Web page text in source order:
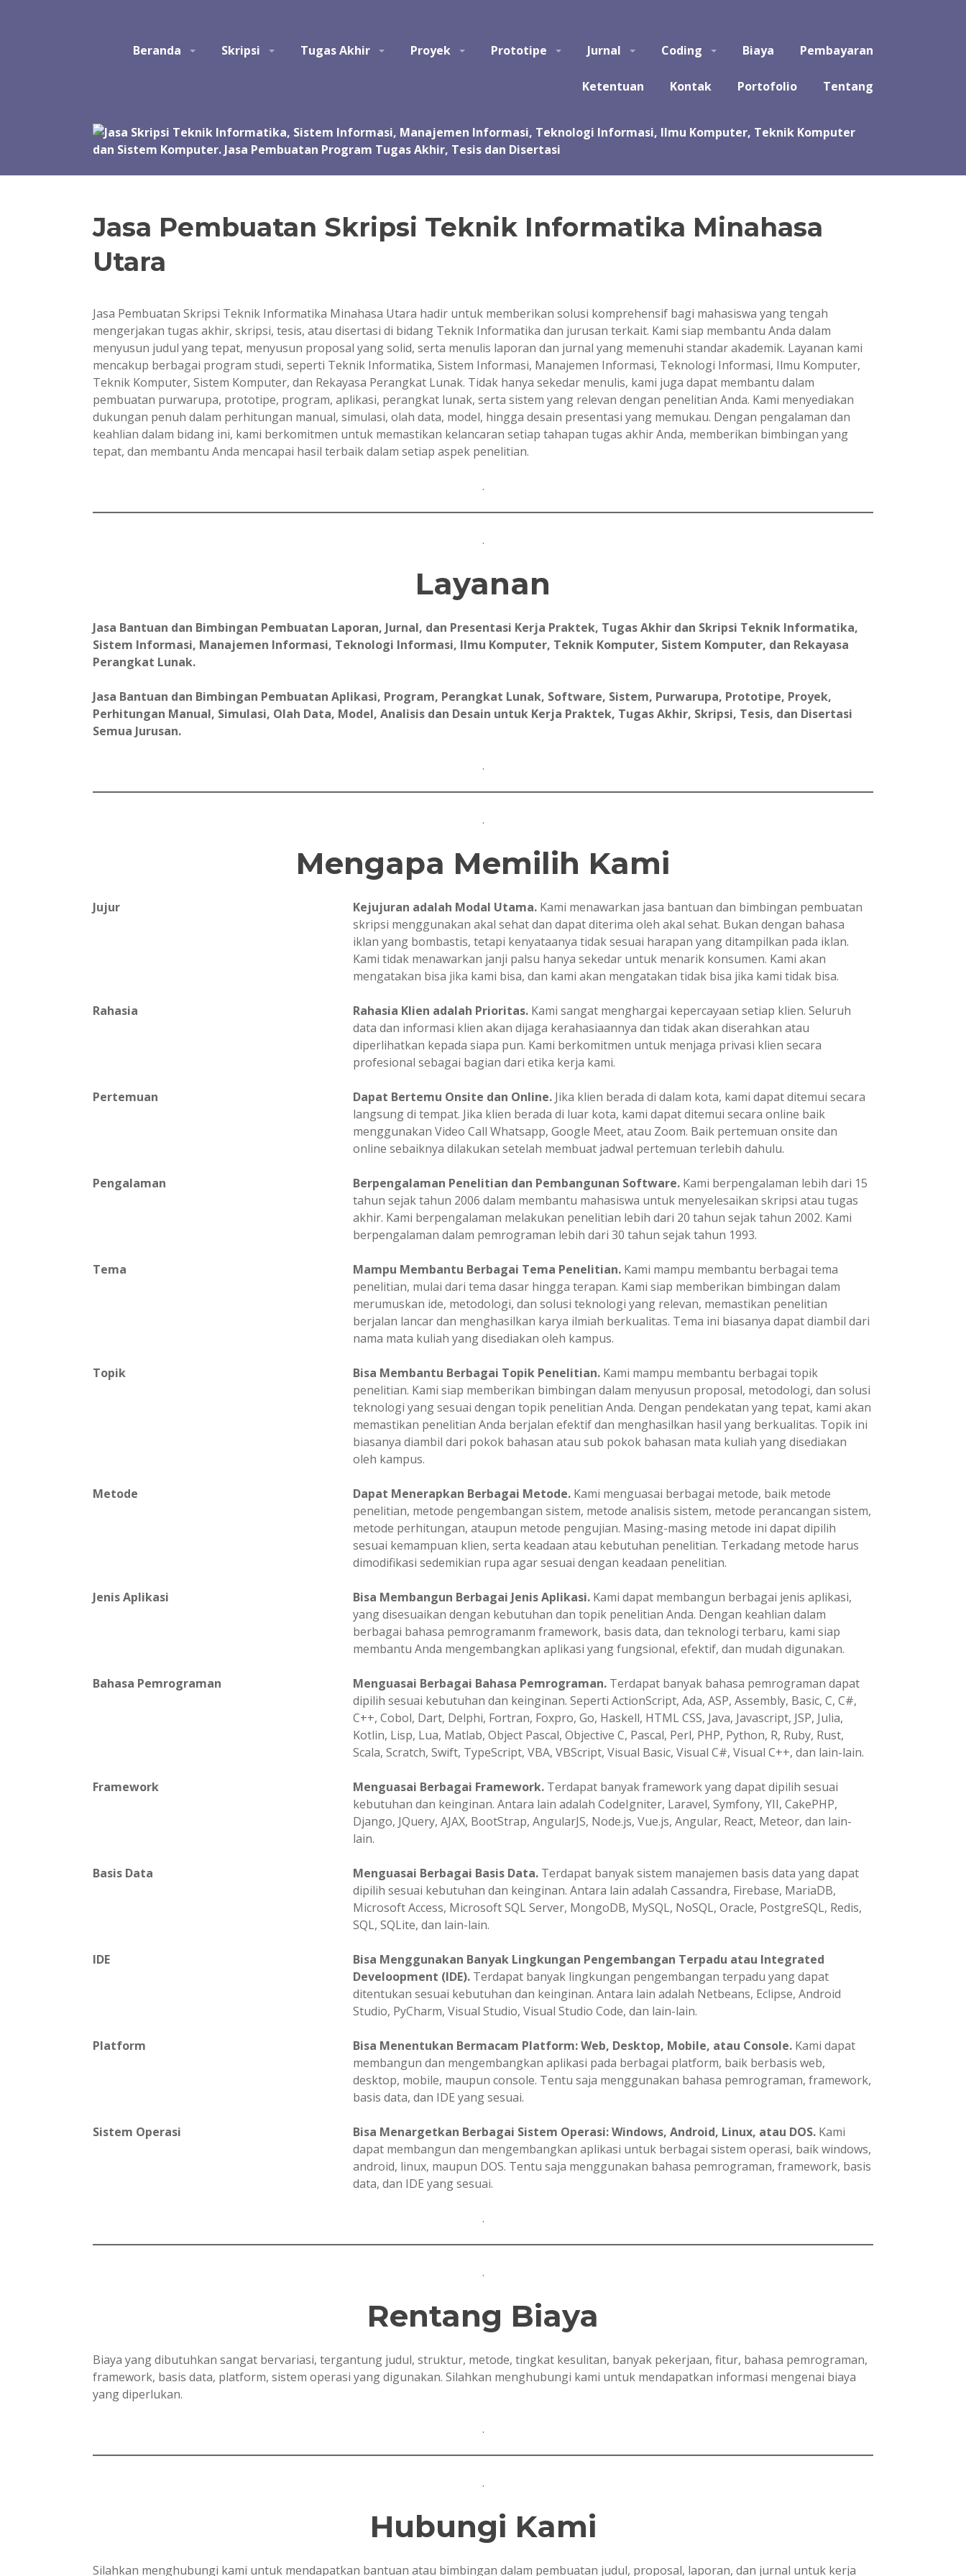
Perangkat Lunak. Jasa bantuan, bimbingan, konsultasi, kursus, les privat dalam pembuatan tugas akhir dan skripsi. Jasa koding program untuk tugas kuliah, kerja praktek, tugas
Beranda Skripsi Tugas Akhir Proyek Prototipe Jurnal Coding Biaya Pembayaran
Ketentuan Kontak Portofolio Tentang
Jasa Pembuatan Skripsi Teknik Informatika Minahasa
Utara
Jasa Pembuatan Skripsi Teknik Informatika Minahasa Utara hadir untuk memberikan solusi komprehensif bagi mahasiswa yang tengah
mengerjakan tugas akhir, skripsi, tesis, atau disertasi di bidang Teknik Informatika dan jurusan terkait. Kami siap membantu Anda dalam
menyusun judul yang tepat, menyusun proposal yang solid, serta menulis laporan dan jurnal yang memenuhi standar akademik. Layanan kami
mencakup berbagai program studi, seperti Teknik Informatika, Sistem Informasi, Manajemen Informasi, Teknologi Informasi, Ilmu Komputer,
Teknik Komputer, Sistem Komputer, dan Rekayasa Perangkat Lunak. Tidak hanya sekedar menulis, kami juga dapat membantu dalam
pembuatan purwarupa, prototipe, program, aplikasi, perangkat lunak, serta sistem yang relevan dengan penelitian Anda. Kami menyediakan
dukungan penuh dalam perhitungan manual, simulasi, olah data, model, hingga desain presentasi yang memukau. Dengan pengalaman dan
keahlian dalam bidang ini, kami berkomitmen untuk memastikan kelancaran setiap tahapan tugas akhir Anda, memberikan bimbingan yang
tepat, dan membantu Anda mencapai hasil terbaik dalam setiap aspek penelitian.
.
.
Layanan
Jasa Bantuan dan Bimbingan Pembuatan Laporan, Jurnal, dan Presentasi Kerja Praktek, Tugas Akhir dan Skripsi Teknik Informatika,
Sistem Informasi, Manajemen Informasi, Teknologi Informasi, Ilmu Komputer, Teknik Komputer, Sistem Komputer, dan Rekayasa
Perangkat Lunak.
Jasa Bantuan dan Bimbingan Pembuatan Aplikasi, Program, Perangkat Lunak, Software, Sistem, Purwarupa, Prototipe, Proyek,
Perhitungan Manual, Simulasi, Olah Data, Model, Analisis dan Desain untuk Kerja Praktek, Tugas Akhir, Skripsi, Tesis, dan Disertasi
Semua Jurusan.
.
.
Mengapa Memilih Kami
Jujur Kejujuran adalah Modal Utama.Kami menawarkan jasa bantuan dan bimbingan pembuatan
skripsi menggunakan akal sehat dan dapat diterima oleh akal sehat. Bukan dengan bahasa
iklan yang bombastis, tetapi kenyataanya tidak sesuai harapan yang ditampilkan pada iklan.
Kami tidak menawarkan janji palsu hanya sekedar untuk menarik konsumen. Kami akan
mengatakan bisa jika kami bisa, dan kami akan mengatakan tidak bisa jika kami tidak bisa.
Rahasia Rahasia Klien adalah Prioritas.Kami sangat menghargai kepercayaan setiap klien. Seluruh
data dan informasi klien akan dijaga kerahasiaannya dan tidak akan diserahkan atau
diperlihatkan kepada siapa pun. Kami berkomitmen untuk menjaga privasi klien secara
profesional sebagai bagian dari etika kerja kami.
Pertemuan Dapat Bertemu Onsite dan Online.Jika klien berada di dalam kota, kami dapat ditemui secara
langsung di tempat. Jika klien berada di luar kota, kami dapat ditemui secara online baik
menggunakan Video Call Whatsapp, Google Meet, atau Zoom. Baik pertemuan onsite dan
online sebaiknya dilakukan setelah membuat jadwal pertemuan terlebih dahulu.
Pengalaman Berpengalaman Penelitian dan Pembangunan Software. Kami berpengalaman lebih dari 15
tahun sejak tahun 2006 dalam membantu mahasiswa untuk menyelesaikan skripsi atau tugas
akhir. Kami berpengalaman melakukan penelitian lebih dari 20 tahun sejak tahun 2002. Kami
berpengalaman dalam pemrograman lebih dari 30 tahun sejak tahun 1993.
Tema Mampu Membantu Berbagai Tema Penelitian.Kami mampu membantu berbagai tema
penelitian, mulai dari tema dasar hingga terapan. Kami siap memberikan bimbingan dalam
merumuskan ide, metodologi, dan solusi teknologi yang relevan, memastikan penelitian
berjalan lancar dan menghasilkan karya ilmiah berkualitas. Tema ini biasanya dapat diambil dari
nama mata kuliah yang disediakan oleh kampus.
Topik Bisa Membantu Berbagai Topik Penelitian.Kami mampu membantu berbagai topik
penelitian. Kami siap memberikan bimbingan dalam menyusun proposal, metodologi, dan solusi
teknologi yang sesuai dengan topik penelitian Anda. Dengan pendekatan yang tepat, kami akan
memastikan penelitian Anda berjalan efektif dan menghasilkan hasil yang berkualitas. Topik ini
biasanya diambil dari pokok bahasan atau sub pokok bahasan mata kuliah yang disediakan
oleh kampus.
Metode Dapat Menerapkan Berbagai Metode.Kami menguasai berbagai metode, baik metode
penelitian, metode pengembangan sistem, metode analisis sistem, metode perancangan sistem,
metode perhitungan, ataupun metode pengujian. Masing-masing metode ini dapat dipilih
sesuai kemampuan klien, serta keadaan atau kebutuhan penelitian. Terkadang metode harus
dimodifikasi sedemikian rupa agar sesuai dengan keadaan penelitian.
Jenis Aplikasi Bisa Membangun Berbagai Jenis Aplikasi.Kami dapat membangun berbagai jenis aplikasi,
yang disesuaikan dengan kebutuhan dan topik penelitian Anda. Dengan keahlian dalam
berbagai bahasa pemrogramanm framework, basis data, dan teknologi terbaru, kami siap
membantu Anda mengembangkan aplikasi yang fungsional, efektif, dan mudah digunakan.
Bahasa Pemrograman Menguasai Berbagai Bahasa Pemrograman.Terdapat banyak bahasa pemrograman dapat
dipilih sesuai kebutuhan dan keinginan. Seperti ActionScript, Ada, ASP, Assembly, Basic, C, C#,
C++, Cobol, Dart, Delphi, Fortran, Foxpro, Go, Haskell, HTML CSS, Java, Javascript, JSP, Julia,
Kotlin, Lisp, Lua, Matlab, Object Pascal, Objective C, Pascal, Perl, PHP, Python, R, Ruby, Rust,
Scala, Scratch, Swift, TypeScript, VBA, VBScript, Visual Basic, Visual C#, Visual C++, dan lain-lain.
Framework Menguasai Berbagai Framework.Terdapat banyak framework yang dapat dipilih sesuai
kebutuhan dan keinginan. Antara lain adalah CodeIgniter, Laravel, Symfony, YII, CakePHP,
Django, JQuery, AJAX, BootStrap, AngularJS, Node.js, Vue.js, Angular, React, Meteor, dan lain-
lain.
Basis Data Menguasai Berbagai Basis Data. Terdapat banyak sistem manajemen basis data yang dapat
dipilih sesuai kebutuhan dan keinginan. Antara lain adalah Cassandra, Firebase, MariaDB,
Microsoft Access, Microsoft SQL Server, MongoDB, MySQL, NoSQL, Oracle, PostgreSQL, Redis,
SQL, SQLite, dan lain-lain.
IDE
Bisa Menggunakan Banyak Lingkungan Pengembangan Terpadu atau Integrated
Develoopment (IDE). Terdapat banyak lingkungan pengembangan terpadu yang dapat
ditentukan sesuai kebutuhan dan keinginan. Antara lain adalah Netbeans, Eclipse, Android
Studio, PyCharm, Visual Studio, Visual Studio Code, dan lain-lain.
Platform Bisa Menentukan Bermacam Platform: Web, Desktop, Mobile, atau Console.Kami dapat
membangun dan mengembangkan aplikasi pada berbagai platform, baik berbasis web,
desktop, mobile, maupun console. Tentu saja menggunakan bahasa pemrograman, framework,
basis data, dan IDE yang sesuai.
Sistem Operasi Bisa Menargetkan Berbagai Sistem Operasi: Windows, Android, Linux, atau DOS.Kami
dapat membangun dan mengembangkan aplikasi untuk berbagai sistem operasi, baik windows,
android, linux, maupun DOS. Tentu saja menggunakan bahasa pemrograman, framework, basis
data, dan IDE yang sesuai.
.
.
Rentang Biaya
Biaya yang dibutuhkan sangat bervariasi, tergantung judul, struktur, metode, tingkat kesulitan, banyak pekerjaan, fitur, bahasa pemrograman,
framework, basis data, platform, sistem operasi yang digunakan. Silahkan menghubungi kami untuk mendapatkan informasi mengenai biaya
yang diperlukan.
.
.
Hubungi Kami
Silahkan menghubungi kami untuk mendapatkan bantuan atau bimbingan dalam pembuatan judul, proposal, laporan, dan jurnal untuk kerja